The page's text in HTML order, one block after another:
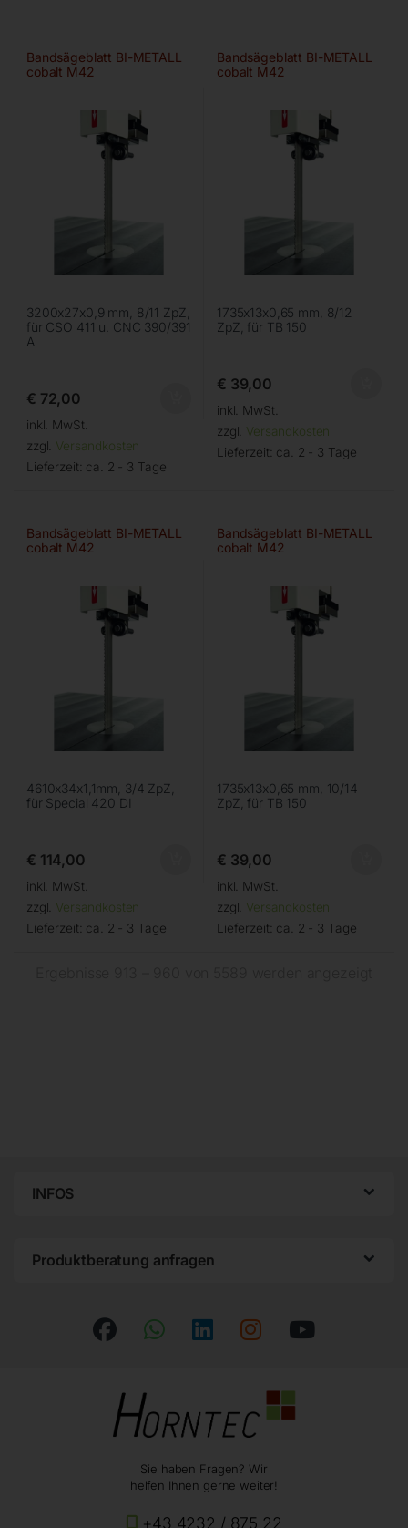
Bandsägeblatt BI-METALL
cobalt M42
3200x27x0,9 mm, 8/11 ZpZ,
für CSO 411 u. CNC 390/391
A
€ 72,00
inkl. MwSt.
zzgl. Versandkosten
Lieferzeit: ca. 2 - 3 Tage
Bandsägeblatt BI-METALL
cobalt M42
1735x13x0,65 mm, 8/12
ZpZ, für TB 150
€ 39,00
inkl. MwSt.
zzgl. Versandkosten
Lieferzeit: ca. 2 - 3 Tage
Bandsägeblatt BI-METALL
cobalt M42
4610x34x1,1mm, 3/4 ZpZ,
für Special 420 DI
€ 114,00
inkl. MwSt.
zzgl. Versandkosten
Lieferzeit: ca. 2 - 3 Tage
Bandsägeblatt BI-METALL
cobalt M42
1735x13x0,65 mm, 10/14
ZpZ, für TB 150
€ 39,00
inkl. MwSt.
zzgl. Versandkosten
Lieferzeit: ca. 2 - 3 Tage
INFOS
Produktberatung anfragen
Sie haben Fragen? Wir
helfen Ihnen gerne weiter!
+43 4232 / 875 22